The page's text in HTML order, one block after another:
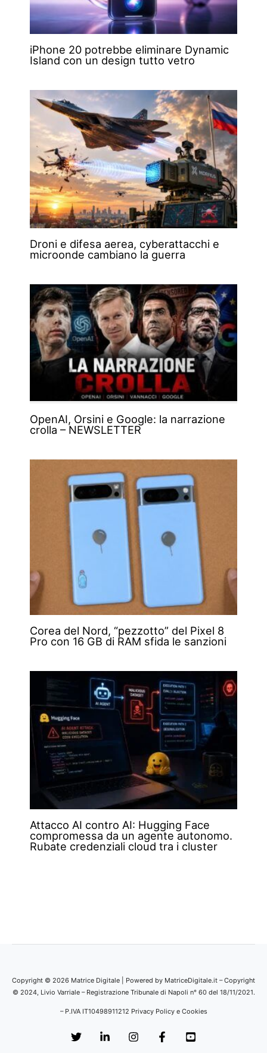
iPhone 20 potrebbe eliminare Dynamic
Island con un design tutto vetro
Droni e difesa aerea, cyberattacchi e
microonde cambiano la guerra
OpenAI, Orsini e Google: la narrazione
crolla – NEWSLETTER
Corea del Nord, “pezzotto” del Pixel 8
Pro con 16 GB di RAM sfida le sanzioni
Attacco AI contro AI: Hugging Face
compromessa da un agente autonomo.
Rubate credenziali cloud tra i cluster
Copyright © 2026 Matrice Digitale | Powered by MatriceDigitale.it – Copyright
© 2024, Livio Varriale – Registrazione Tribunale di Napoli n° 60 del 18/11/2021.
– P.IVA IT10498911212 Privacy Policy e Cookies